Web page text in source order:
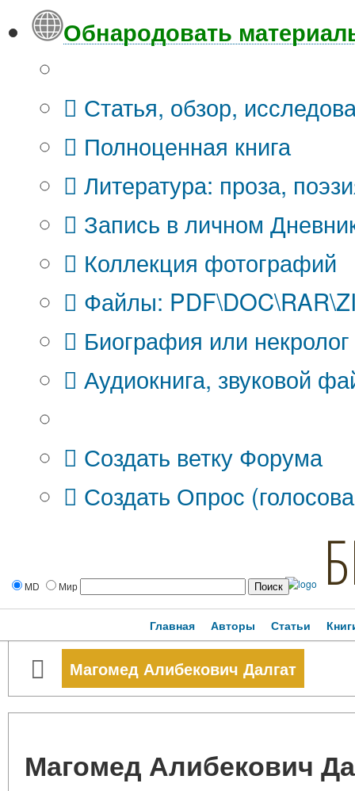
Обнародовать
Статья, обзор,
Полноценная книга
Литература: проза,
Запись в личном
Коллекция фотографий
Файлы:
Биография или некролог
Аудиокнига, звуковой
Создать ветку Форума
Создать Опрос
MD Мир
Главная Авторы Статьи
Магомед Алибекович Далгат
Магомед Алибекович